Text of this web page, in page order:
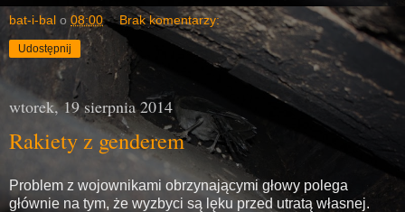
bat-i-bal o 08:00 Brak komentarzy:
Udostępnij
wtorek, 19 sierpnia 2014
Rakiety z genderem
Problem z wojownikami obrzynającymi głowy polega
głównie na tym, że wyzbyci są lęku przed utratą własnej.